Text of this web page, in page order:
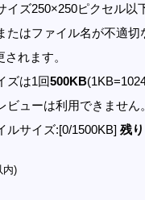
イズ250×250ピクセル以
たはファイル名が不適切
れます。
ズは1回500KB
ビューは利用できません
ルサイズ:[0/1500KB] 残
内)